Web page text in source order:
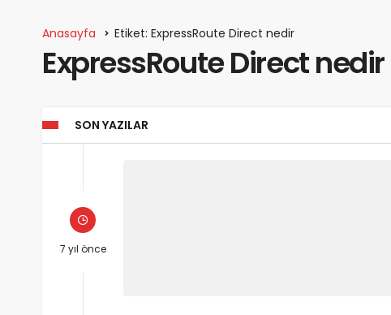
Anasayfa Etiket: ExpressRoute Direct nedir
ExpressRoute Direct nedir
SON YAZILAR
7 yıl önce